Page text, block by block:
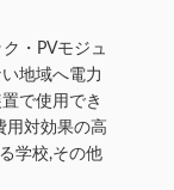
・PVモジュ
地域へ電力
で使用でき
用対効果の高
学校,その他